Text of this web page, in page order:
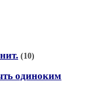
(10)
одиноким